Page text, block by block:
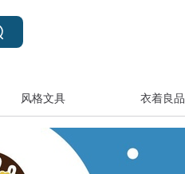
风格文具 衣着良品